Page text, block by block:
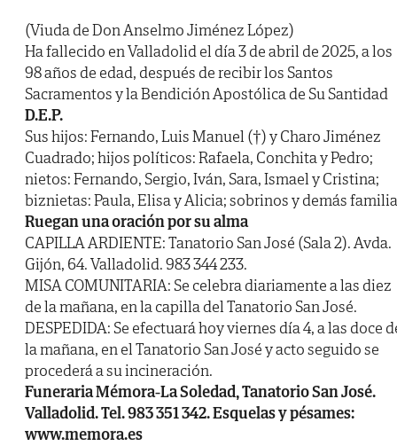
(Viuda de Don Anselmo Jiménez López)
Ha fallecido en Valladolid el día 3 de abril de 2025, a los
98 años de edad, después de recibir los Santos
Sacramentos y la Bendición Apostólica de Su Santidad
D.E.P.
Sus hijos: Fernando, Luis Manuel (†) y Charo Jiménez
Cuadrado; hijos políticos: Rafaela, Conchita y Pedro;
nietos: Fernando, Sergio, Iván, Sara, Ismael y Cristina;
biznietas: Paula, Elisa y Alicia; sobrinos y demás
Ruegan una oración por su alma
CAPILLA ARDIENTE: Tanatorio San José (Sala 2). Avda.
Gijón, 64. Valladolid. 983 344 233.
MISA COMUNITARIA: Se celebra diariamente a las diez
de la mañana, en la capilla del Tanatorio San José.
DESPEDIDA: Se efectuará hoy viernes día 4, a las doce
la mañana, en el Tanatorio San José y acto seguido se
procederá a su incineración.
Funeraria Mémora-La Soledad, Tanatorio San José.
Valladolid. Tel. 983 351 342. Esquelas y pésames:
www.memora.es